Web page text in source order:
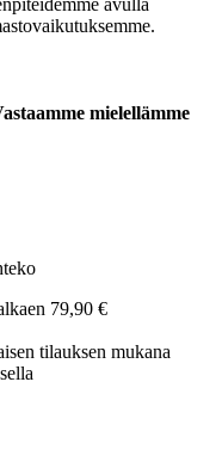
avulla
mielellämme
79,90 €
tilauksen mukana